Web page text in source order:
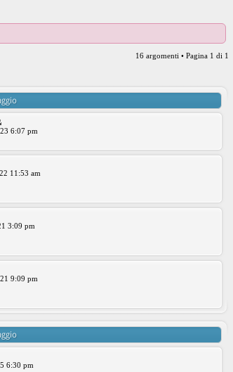
16 argomenti • Pagina 1 di 1
6:07 pm
11:53 am
3:09 pm
9:09 pm
6:30 pm